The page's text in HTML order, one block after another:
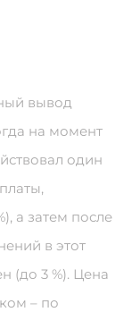
вывод
на момент
один
а затем после
в этот
(до 3 %). Цена
– по